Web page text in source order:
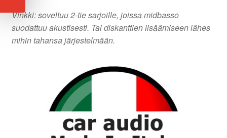
Vinkki: soveltuu 2-tie sarjoille, joissa midbasso
suodattuu akustisesti. Tai diskanttien lisäämiseen lähes
mihin tahansa järjestelmään.